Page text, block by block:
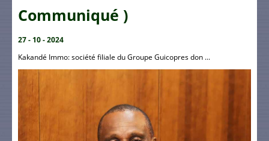
Communiqué )
27 - 10 - 2024
Kakandé Immo: société filiale du Groupe Guicopres don ...